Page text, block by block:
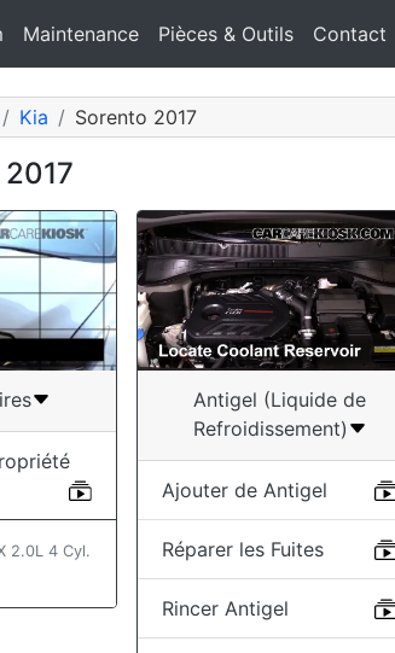
Maintenance Pièces & Outils Contact
Kia Sorento 2017
2.0L 4 Cyl.
Antigel (Liquide de
Refroidissement)
Ajouter de Antigel
Réparer les Fuites
Rincer Antigel